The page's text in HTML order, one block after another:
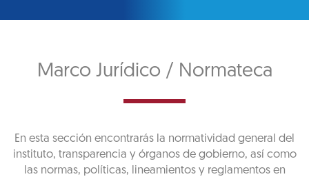
Marco Jurídico / Normateca
En esta sección encontrarás la normatividad general del
instituto, transparencia y órganos de gobierno, así como
las normas, políticas, lineamientos y reglamentos en